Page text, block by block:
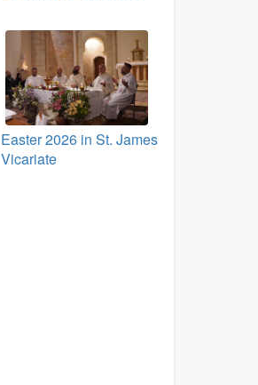
Easter 2026 in St. James
Vicariate